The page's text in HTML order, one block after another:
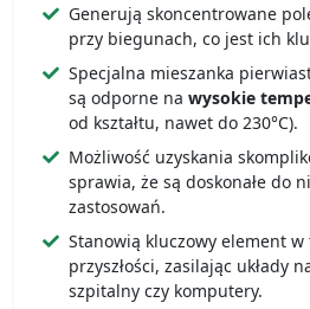
Generują skoncentrowane
przy biegunach, co jest ich
Specjalna mieszanka
są odporne na wysokie
od kształtu, nawet do 230°C).
Możliwość uzyskania
sprawia, że są doskonałe do
zastosowań.
Stanowią kluczowy element
przyszłości, zasilając układy
szpitalny czy komputery.